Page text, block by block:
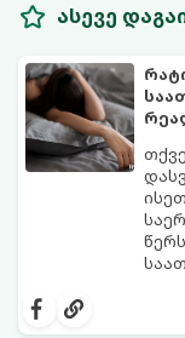
ასევე